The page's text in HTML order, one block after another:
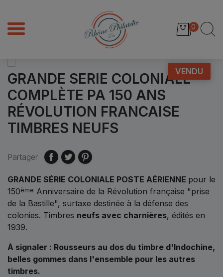
0
VENDU
GRANDE SERIE COLONIALE
COMPLÈTE PA 150 ANS
RÉVOLUTION FRANCAISE
TIMBRES NEUFS
Partager
GRANDE SÉRIE COLONIALE POSTE AÉRIENNE pour le
150ème Anniversaire de la Révolution française "prise
de la Bastille", surtaxe destinée à la défense des
colonies. Timbres neufs avec charnières, édités en
1939.
À signaler : Rousseurs au dos du timbre d'Indochine,
belles gommes dans l'ensemble pour les autres
timbres.